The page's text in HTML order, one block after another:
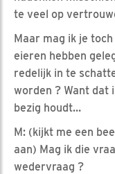
te veel op
Maar mag ik je
eieren hebben
redelijk in te
worden ? Want dat
bezig houdt…
M: (kijkt me een
aan) Mag ik die
wedervraag ?